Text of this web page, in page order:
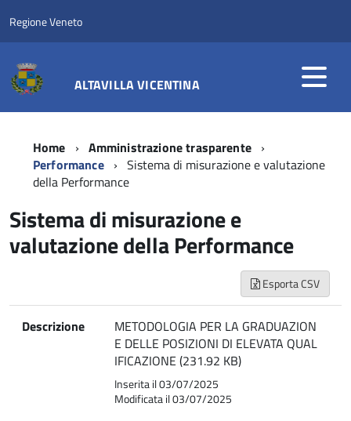
Regione Veneto
ALTAVILLA VICENTINA
Home
Amministrazione trasparente
Performance
Sistema di misurazione e valutazione
della Performance
Sistema di misurazione e
valutazione della Performance
Esporta CSV
Descrizione
METODOLOGIA PER LA GRADUAZION
E DELLE POSIZIONI DI ELEVATA QUAL
IFICAZIONE (231.92 KB)
Inserita il 03/07/2025
Modificata il 03/07/2025